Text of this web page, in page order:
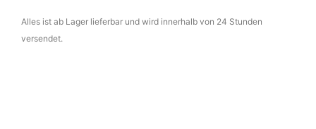
Alles ist ab Lager lieferbar und wird innerhalb von 24 Stunden
versendet.